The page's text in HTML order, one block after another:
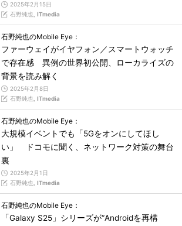
2025年2月15日
石野純也, ITmedia
石野純也のMobile Eye：
ファーウェイがイヤフォン／スマートウォッチ
で存在感 異例の世界初公開、ローカライズの
背景を読み解く
2025年2月8日
石野純也, ITmedia
石野純也のMobile Eye：
大規模イベントでも「5Gをオンにしてほし
い」 ドコモに聞く、ネットワーク対策の舞台
裏
2025年2月1日
石野純也, ITmedia
石野純也のMobile Eye：
「Galaxy S25」シリーズが“Androidを再構